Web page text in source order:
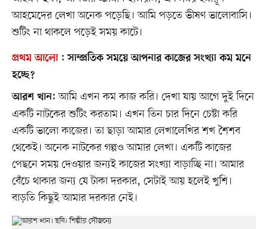
আহমেদের লেখা অনেক পড়েছি। আমি পড়তে ভীষণ ভালোবাসি।
শুটিং না থাকলে পড়েই সময় কাটে।
প্রথম আলো:সাম্প্রতিক সময়ে আপনার কাজের সংখ্যা কম মনে
হচ্ছে?
আরশ খান:আমি এখন কম কাজ করি। দেখা যায় আগে দুই দিনে
একটি নাটকের শুটিং করতাম। এখন তিন চার দিনে চেষ্টা করি
একটি ভালো কাজের। তা ছাড়া আমার লেখালেখির শখ শৈশব
থেকেই। অনেক নাটকের গল্পও আমার লেখা। একটি কাজের
পেছনে সময় দেওয়ার জন্যই কাজের সংখ্যা বাড়াচ্ছি না। আমার
বেঁচে থাকার জন্য যে টাকা দরকার, সেটাই আয় হলেই খুশি।
বাড়তি কিছুই আমার দরকার নেই।